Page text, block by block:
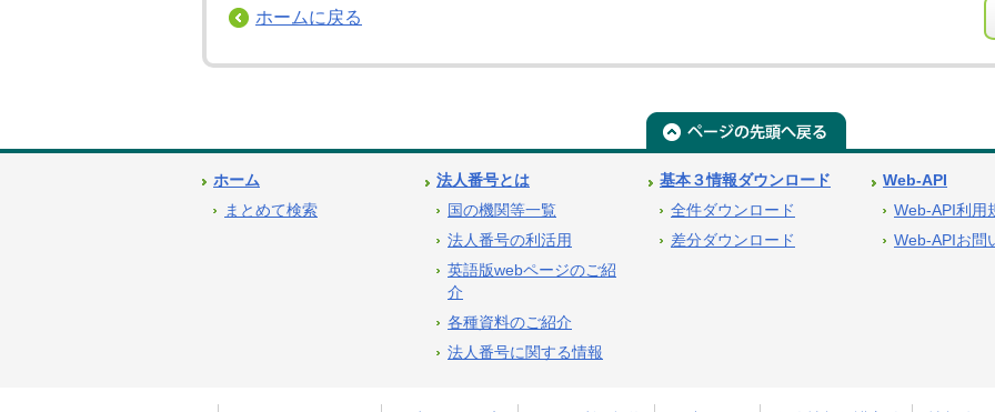
ホームに戻る
ホーム
まとめて検索
法人番号とは
国の機関等一覧
法人番号の利活用
英語版webページのご紹
介
各種資料のご紹介
法人番号に関する情報
基本３情報ダウンロード
全件ダウンロード
差分ダウンロード
Web-API
Web-API利用
Web-APIお問